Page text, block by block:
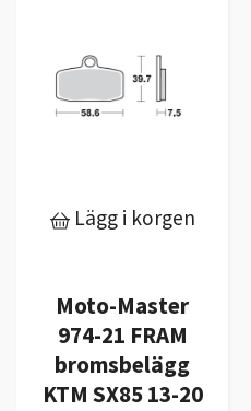
Lägg i korgen
Moto-Master
974-21 FRAM
bromsbelägg
KTM SX85 13-20